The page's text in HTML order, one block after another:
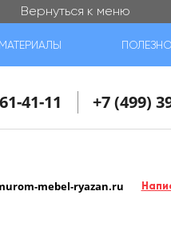
Вернуться к меню
МАТЕРИАЛЫ
41-11 +7 (499)
mebel-ryazan.ru